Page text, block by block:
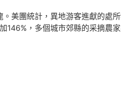
美團統計，異地游客進獻的處
，多個城市郊縣的采摘農